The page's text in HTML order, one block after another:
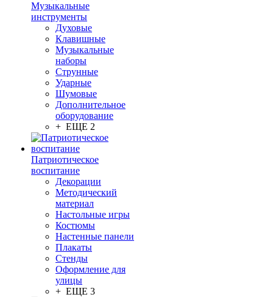
Музыкальные
инструменты
Духовые
Клавишные
Музыкальные
наборы
Струнные
Ударные
Шумовые
Дополнительное
оборудование
+ ЕЩЕ 2
Патриотическое
воспитание
Декорации
Методический
материал
Настольные игры
Костюмы
Настенные панели
Плакаты
Стенды
Оформление для
улицы
+ ЕЩЕ 3